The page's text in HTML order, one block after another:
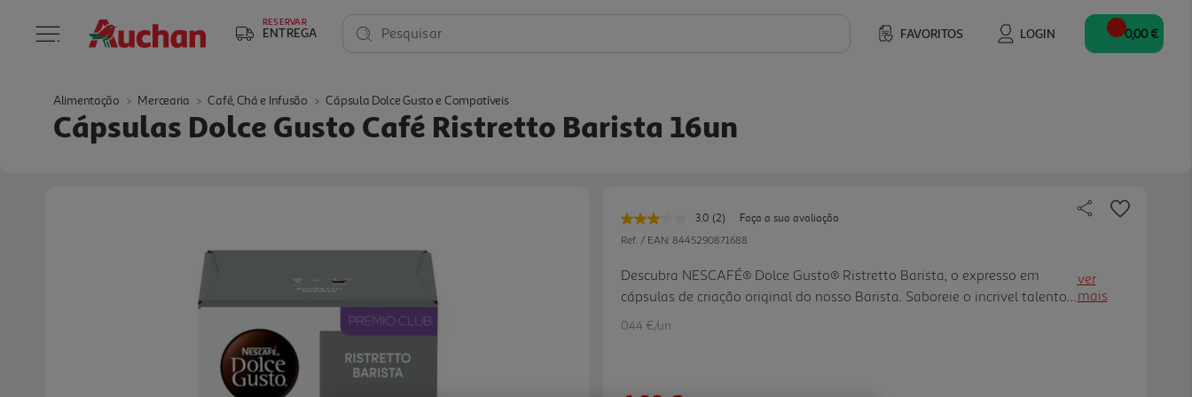
RESERVAR
ENTREGA FAVORITOS LOGIN
Pesquisar 0,00 €
Alimentação Mercearia Café, Chá e Infusão Cápsula Dolce Gusto e Compatíveis
Cápsulas Dolce Gusto Café Ristretto Barista 16un
3.0 Leu
2
Link
para
a
(2)
Faça a sua avaliação
Ref. / EAN: 8445290871688
Descubra NESCAFÉ® Dolce Gusto® Ristretto Barista, o expresso em
cápsulas de criação original do nosso Barista. Saboreie o incrivel talento
do nosso barista ao combinar intensidade e carácter num café curto e
ver
mais
0.44 €/un